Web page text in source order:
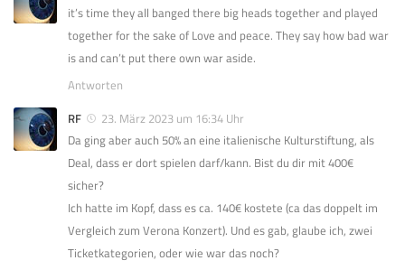
it’s time they all banged there big heads together and played
together for the sake of Love and peace. They say how bad war
is and can’t put there own war aside.
Antworten
RF
23. März 2023 um 16:34 Uhr
Da ging aber auch 50% an eine italienische Kulturstiftung, als
Deal, dass er dort spielen darf/kann. Bist du dir mit 400€
sicher?
Ich hatte im Kopf, dass es ca. 140€ kostete (ca das doppelt im
Vergleich zum Verona Konzert). Und es gab, glaube ich, zwei
Ticketkategorien, oder wie war das noch?